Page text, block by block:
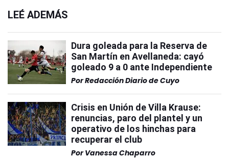
LEÉ ADEMÁS
Dura goleada para la Reserva de
San Martín en Avellaneda: cayó
goleado 9 a 0 ante Independiente
PorRedacción Diario de Cuyo
Crisis en Unión de Villa Krause:
renuncias, paro del plantel y un
operativo de los hinchas para
recuperar el club
Por Vanessa Chaparro